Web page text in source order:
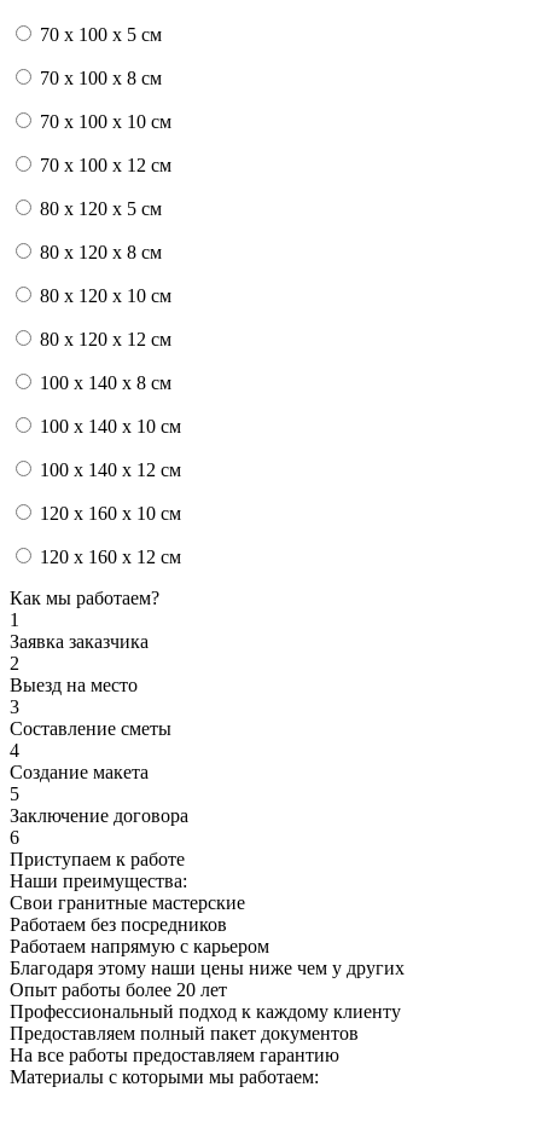
70 x 100 x 5 см
70 x 100 x 8 см
70 x 100 x 10 см
70 x 100 x 12 см
80 x 120 x 5 см
80 x 120 x 8 см
80 x 120 x 10 см
80 x 120 x 12 см
100 x 140 x 8 см
100 x 140 x 10 см
100 x 140 x 12 см
120 x 160 x 10 см
120 x 160 x 12 см
Как мы работаем?
1
Заявка заказчика
2
Выезд на место
3
Составление сметы
4
Создание макета
5
Заключение договора
6
Приступаем к работе
Наши преимущества:
Свои гранитные мастерские
Работаем без посредников
Работаем напрямую с карьером
Благодаря этому наши цены ниже чем у других
Опыт работы более 20 лет
Профессиональный подход к каждому клиенту
Предоставляем полный пакет документов
На все работы предоставляем гарантию
Материалы с которыми мы работаем: